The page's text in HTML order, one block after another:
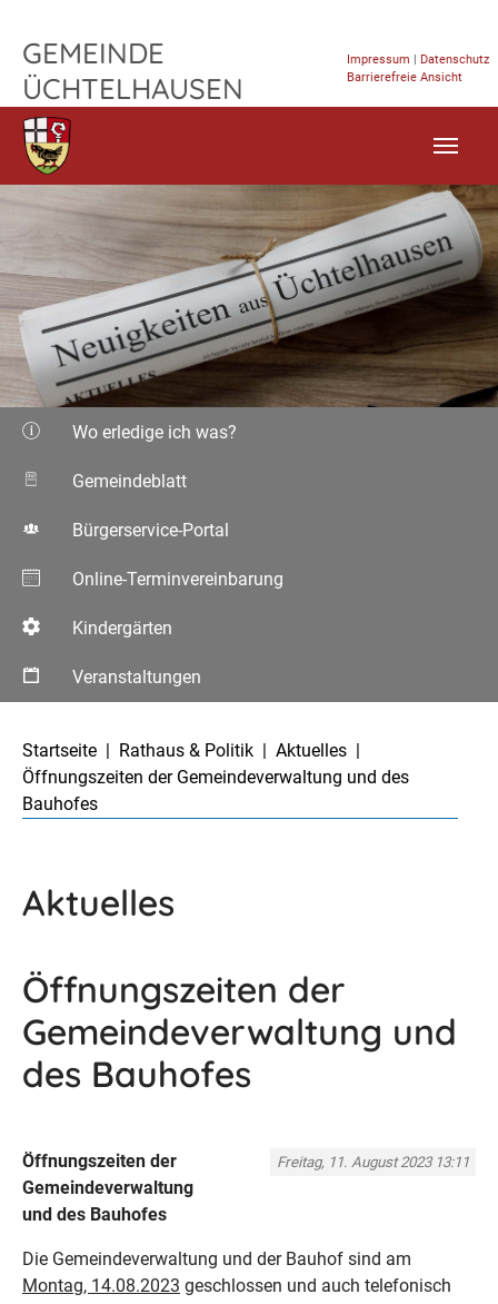
GEMEINDE
ÜCHTELHAUSEN
Impressum | Datenschutz
Barrierefreie Ansicht
Wo erledige ich was?
Gemeindeblatt
Bürgerservice-Portal
Online-Terminvereinbarung
Kindergärten
Veranstaltungen
Startseite
Rathaus & Politik
Aktuelles
Öffnungszeiten der Gemeindeverwaltung und des
Bauhofes
Aktuelles
Öffnungszeiten der
Gemeindeverwaltung und
des Bauhofes
Freitag, 11. August 2023 13:11
Öffnungszeiten der
Gemeindeverwaltung
und des Bauhofes
Die Gemeindeverwaltung und der Bauhof sind am
Montag, 14.08.2023 geschlossen und auch telefonisch